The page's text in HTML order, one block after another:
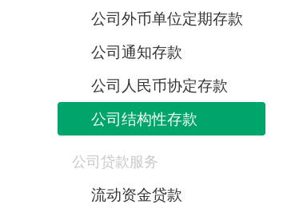
公司外币单位定期存款
公司通知存款
公司人民币协定存款
公司结构性存款
公司贷款服务
流动资金贷款